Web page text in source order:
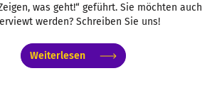
was geht!“ geführt. Sie möchten auch
werden? Schreiben Sie uns!
Weiterlesen